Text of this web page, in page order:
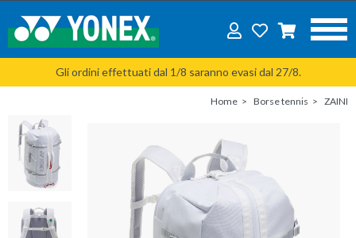
Gli ordini effettuati dal 1/8 saranno evasi dal 27/8.
Home Borse tennis ZAINI